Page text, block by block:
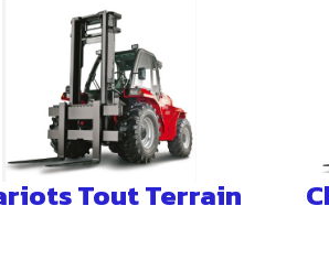
Tout Terrain